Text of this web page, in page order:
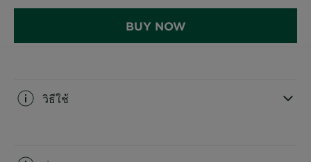
BUY NOW
วิธีใช้